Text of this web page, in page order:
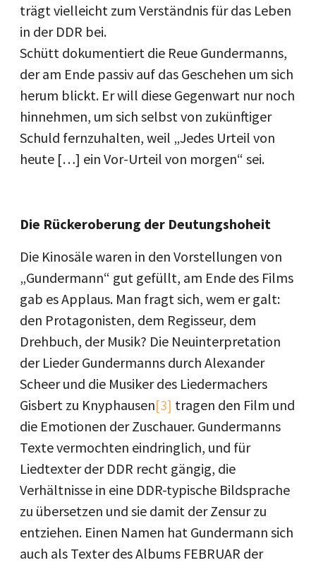
trägt vielleicht zum Verständnis für das Leben
in der DDR bei.
Schütt dokumentiert die Reue Gundermanns,
der am Ende passiv auf das Geschehen um sich
herum blickt. Er will diese Gegenwart nur noch
hinnehmen, um sich selbst von zukünftiger
Schuld fernzuhalten, weil „Jedes Urteil von
heute […] ein Vor-Urteil von morgen“ sei.
Die Rückeroberung der Deutungshoheit
Die Kinosäle waren in den Vorstellungen von
„Gundermann“ gut gefüllt, am Ende des Films
gab es Applaus. Man fragt sich, wem er galt:
den Protagonisten, dem Regisseur, dem
Drehbuch, der Musik? Die Neuinterpretation
der Lieder Gundermanns durch Alexander
Scheer und die Musiker des Liedermachers
Gisbert zu Knyphausen[3] tragen den Film und
die Emotionen der Zuschauer. Gundermanns
Texte vermochten eindringlich, und für
Liedtexter der DDR recht gängig, die
Verhältnisse in eine DDR-typische Bildsprache
zu übersetzen und sie damit der Zensur zu
entziehen. Einen Namen hat Gundermann sich
auch als Texter des Albums FEBRUAR der